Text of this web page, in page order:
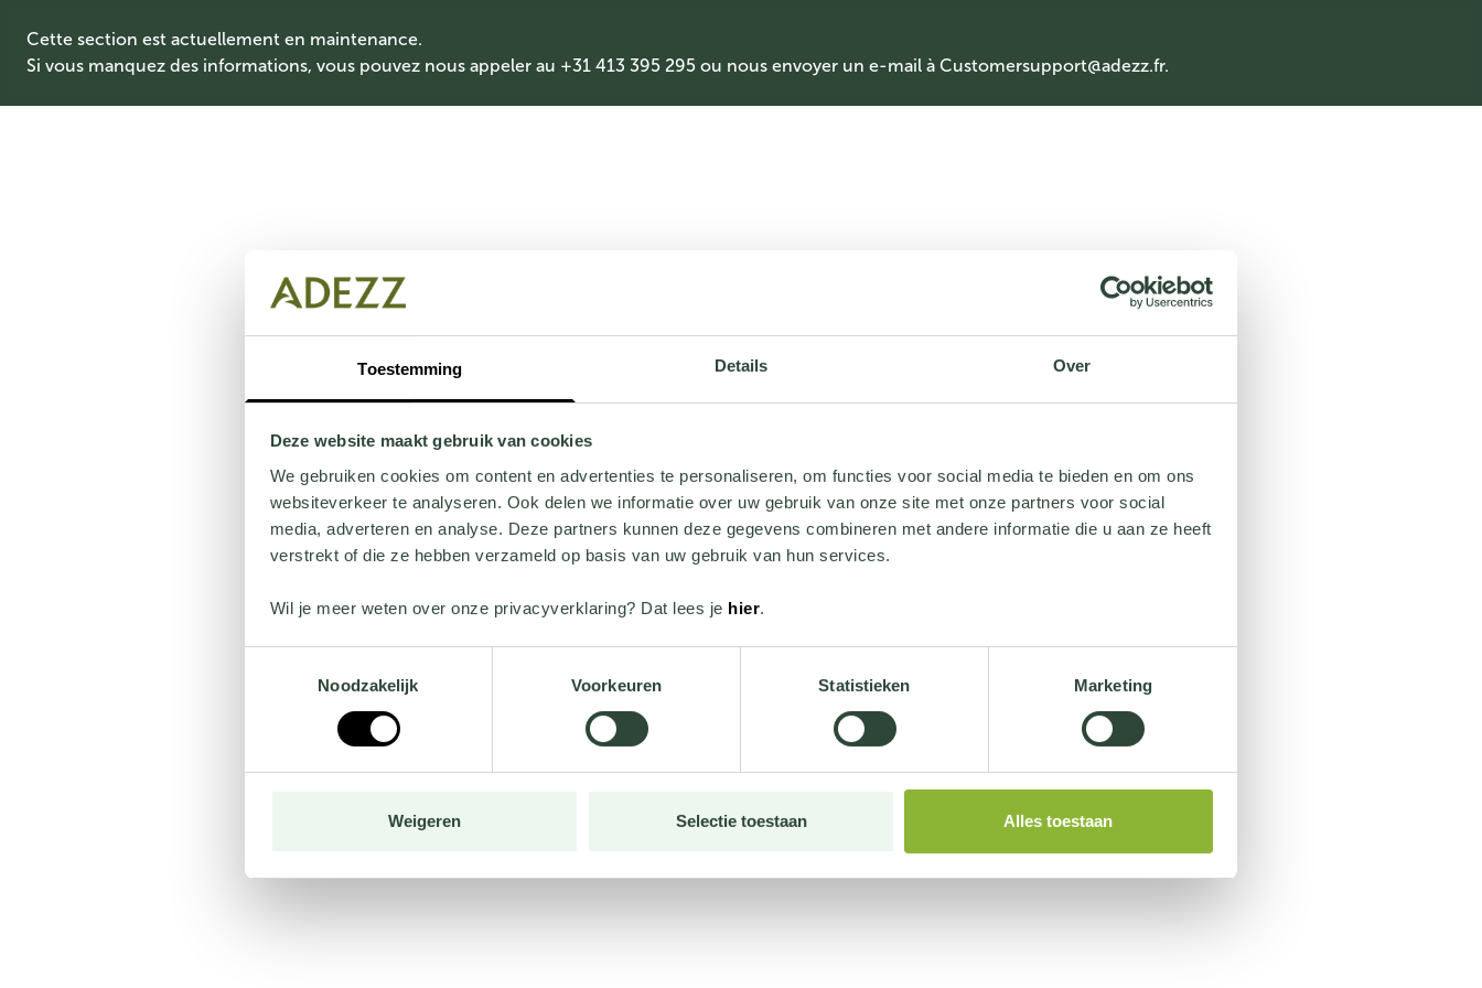
Toestemming Details Over
Deze website maakt gebruik van cookies
We gebruiken cookies om content en advertenties te personaliseren, om functies voor social media te bieden en om ons
websiteverkeer te analyseren. Ook delen we informatie over uw gebruik van onze site met onze partners voor social
media, adverteren en analyse. Deze partners kunnen deze gegevens combineren met andere informatie die u aan ze heeft
verstrekt of die ze hebben verzameld op basis van uw gebruik van hun services.
Wil je meer weten over onze privacyverklaring? Dat lees je hier.
Noodzakelijk
Voorkeuren Statistieken Marketing
Weigeren Selectie toestaan Alles toestaan
Cette section est actuellement en maintenance.
Si vous manquez des informations, vous pouvez nous appeler au +31 413 395 295 ou nous envoyer un e-mail à Customersupport@adezz.fr.